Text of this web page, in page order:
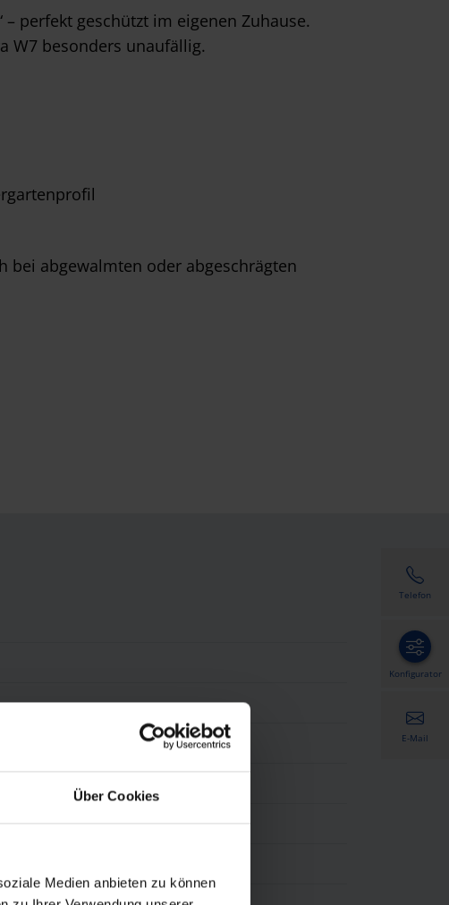
Über Cookies
Medien anbieten zu können
perfekt geschützt im eigenen Zuhause.
W7 besonders unaufällig.
bei abgewalmten oder abgeschrägten
Telefon
Konfigurator
E-Mail